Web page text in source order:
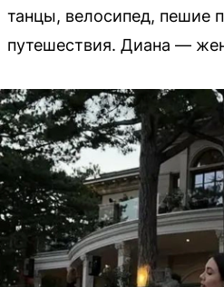
танцы, велосипед, пешие
путешествия. Диана —